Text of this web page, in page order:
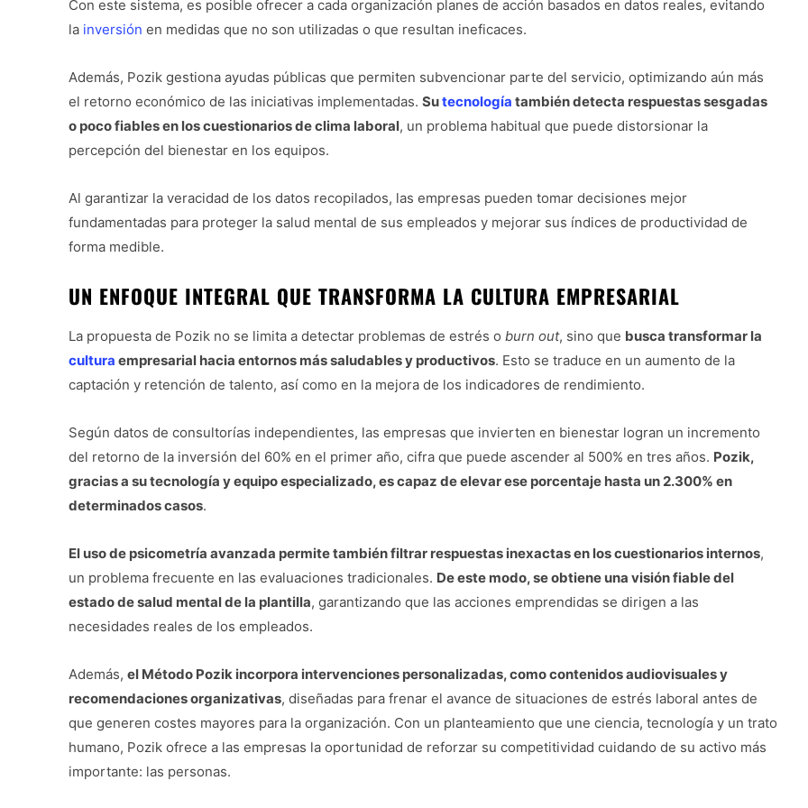
Con este sistema, es posible ofrecer a cada organización planes de acción basados en datos reales, evitando
la inversión en medidas que no son utilizadas o que resultan ineficaces.
Además, Pozik gestiona ayudas públicas que permiten subvencionar parte del servicio, optimizando aún más
el retorno económico de las iniciativas implementadas. Sutecnología también detecta respuestas sesgadas
o poco fiables en los cuestionarios de clima laboral, un problema habitual que puede distorsionar la
percepción del bienestar en los equipos.
Al garantizar la veracidad de los datos recopilados, las empresas pueden tomar decisiones mejor
fundamentadas para proteger la salud mental de sus empleados y mejorar sus índices de productividad de
forma medible.
UN ENFOQUE INTEGRAL QUE TRANSFORMA LA CULTURA EMPRESARIAL
La propuesta de Pozik no se limita a detectar problemas de estrés o burn out, sino que busca transformar la
cultura empresarial hacia entornos más saludables y productivos. Esto se traduce en un aumento de la
captación y retención de talento, así como en la mejora de los indicadores de rendimiento.
Según datos de consultorías independientes, las empresas que invierten en bienestar logran un incremento
del retorno de la inversión del 60% en el primer año, cifra que puede ascender al 500% en tres años. Pozik,
gracias a su tecnología y equipo especializado, es capaz de elevar ese porcentaje hasta un 2.300% en
determinados casos.
El uso de psicometría avanzada permite también filtrar respuestas inexactas en los cuestionarios internos,
un problema frecuente en las evaluaciones tradicionales. De este modo, se obtiene una visión fiable del
estado de salud mental de la plantilla, garantizando que las acciones emprendidas se dirigen a las
necesidades reales de los empleados.
Además, el Método Pozik incorpora intervenciones personalizadas, como contenidos audiovisuales y
recomendaciones organizativas, diseñadas para frenar el avance de situaciones de estrés laboral antes de
que generen costes mayores para la organización. Con un planteamiento que une ciencia, tecnología y un trato
humano, Pozik ofrece a las empresas la oportunidad de reforzar su competitividad cuidando de su activo más
importante: las personas.